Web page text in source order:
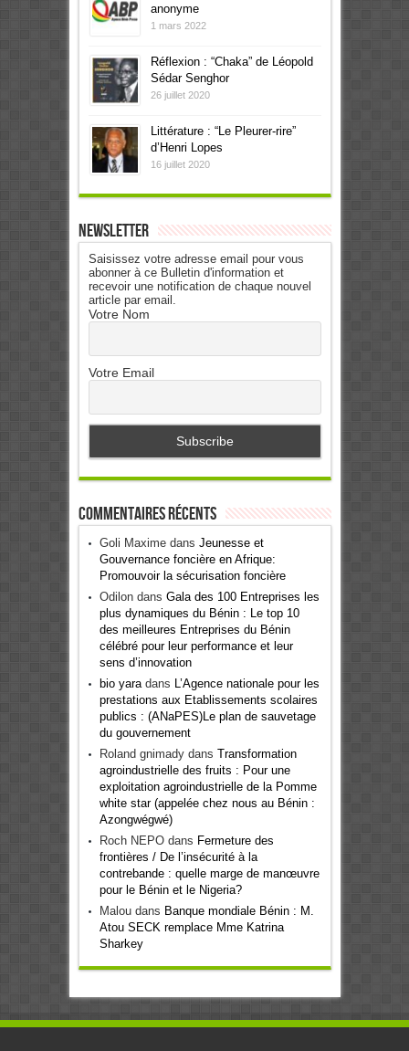
anonyme
1 mars 2022
Réflexion : “Chaka” de Léopold
Sédar Senghor
26 juillet 2020
Littérature : “Le Pleurer-rire”
d’Henri Lopes
16 juillet 2020
Newsletter
Saisissez votre adresse email pour vous
abonner à ce Bulletin d'information et
recevoir une notification de chaque nouvel
article par email.
Votre Nom
Votre Email
Commentaires récents
Goli Maximedans Jeunesse et
Gouvernance foncière en Afrique:
Promouvoir la sécurisation foncière
Odilondans Gala des 100 Entreprises les
plus dynamiques du Bénin : Le top 10
des meilleures Entreprises du Bénin
célébré pour leur performance et leur
sens d’innovation
bio yaradans
L’Agence nationale pour les
prestations aux Etablissements scolaires
publics : (ANaPES)Le plan de sauvetage
du gouvernement
Roland gnimadydans Transformation
agroindustrielle des fruits : Pour une
exploitation agroindustrielle de la Pomme
white star (appelée chez nous au Bénin :
Azongwégwé)
Roch NEPOdans Fermeture des
frontières / De l’insécurité à la
contrebande : quelle marge de manœuvre
pour le Bénin et le Nigeria?
Maloudans Banque mondiale Bénin : M.
Atou SECK remplace Mme Katrina
Sharkey